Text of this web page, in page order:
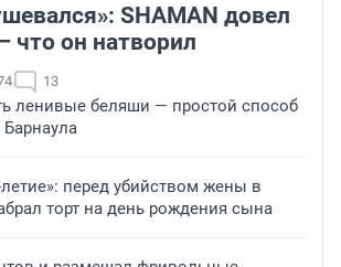
SHAMAN довел
что он натворил
13
ленивые беляши — простой способ
перед убийством жены в
торт на день рождения сына